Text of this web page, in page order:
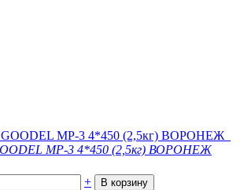
МР-3 4*450 (2,5кг) ВОРОНЕЖ
+